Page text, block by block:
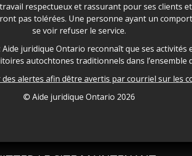
d'AJO.
respectueux et rassurant pour ses clients
pas tolérées. Une personne ayant un
se voir refuser le service.
juridique Ontario reconnaît que ses activités
autochtones traditionnels dans l’ensemble
alertes afin dêtre avertis par courriel sur les
© Aide juridique Ontario 2026